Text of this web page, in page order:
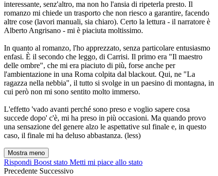
interessante, senz'altro, ma non ho l'ansia di ripeterla presto. Il
romanzo mi chiede un trasporto che non riesco a garantire, facendo
altre cose (lavori manuali, sia chiaro). Certo la lettura - il narratore è
Alberto Angrisano - mi è piaciuta moltissimo.
In quanto al romanzo, l'ho apprezzato, senza particolare entusiasmo
enfasi. È il secondo che leggo, di Carrisi. Il primo era "Il maestro
delle ombre", che mi era piaciuto di più, forse anche per
l'ambientazione in una Roma colpita dal blackout. Qui, ne "La
ragazza nella nebbia", il tutto si svolge in un paesino di montagna, in
cui però non mi sono sentito molto immerso.
L'effetto 'vado avanti perché sono preso e voglio sapere cosa
succede dopo' c'è, mi ha preso in più occasioni. Ma quando provo
una sensazione del genere alzo le aspettative sul finale e, in questo
caso, il finale mi ha deluso abbastanza. (less)
Mostra meno
Rispondi Boost stato Metti mi piace allo stato
Precedente Successivo